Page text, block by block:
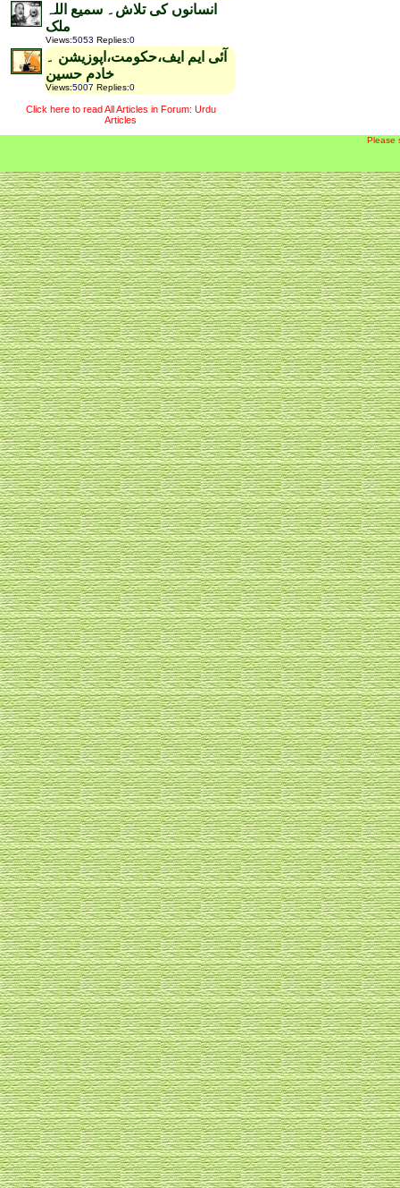
انسانوں کی تلاش۔ سمیع اللہ
ملک
Views:5053 Replies:0
آئی ایم ایف،حکومت،اپوزیشن ۔
خادم حسین
Views:5007 Replies:0
Click here to read All Articles in Forum: Urdu
Articles
Please